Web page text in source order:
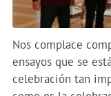
Nos complace
ensayos que se
celebración tan